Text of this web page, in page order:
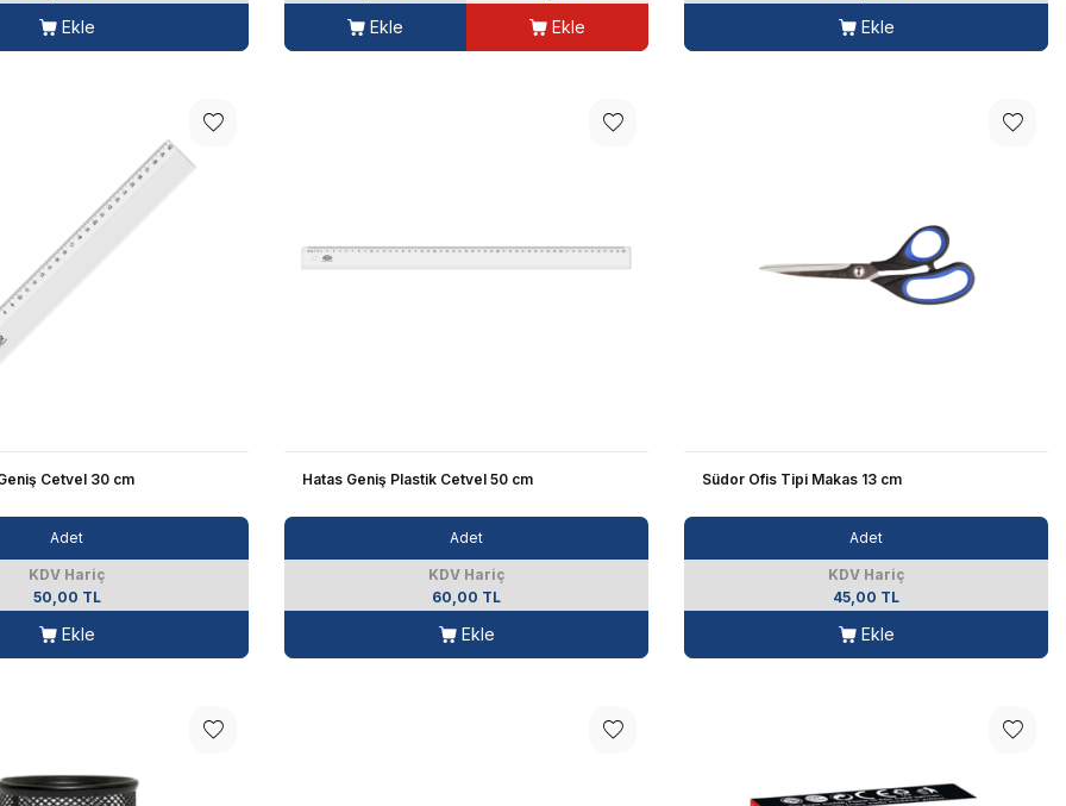
Ekle Ekle Ekle Ekle
Cetvel 30 cm
Adet
KDV Hariç
50,00 TL
Ekle
Hatas Geniş Plastik Cetvel 50 cm
Adet
KDV Hariç
60,00 TL
Ekle
Südor Ofis Tipi Makas 13 cm
Adet
KDV Hariç
45,00 TL
Ekle